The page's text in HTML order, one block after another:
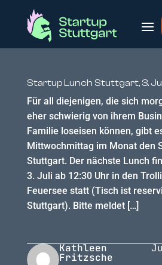
Startup Lunch Stuttgart, 3.
Für all diejenigen, die sich
eher schwierig von ihrem
Familie loseisen können, gibt
Mittwochmittag im Monat den
Stuttgart. Der nächste Lunch
3. Juli ab 12:30 Uhr in den
Feuersee statt (Tisch ist
Stuttgart). Bitte meldet […]
Kathleen
Fritzsche